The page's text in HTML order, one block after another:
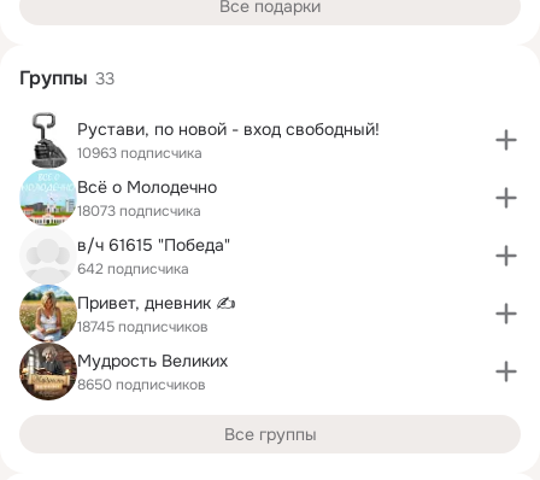
Все подарки
Группы 33
Рустави, по новой - вход свободный!
10963 подписчика
Всё о Молодечно
18073 подписчика
в/ч 61615 "Победа"
642 подписчика
Привет, дневник ✍️
18745 подписчиков
Мудрость Великих
8650 подписчиков
Все группы